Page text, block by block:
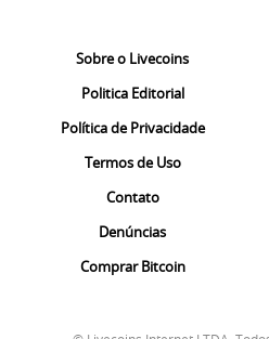
Sobre o Livecoins
Politica Editorial
Política de Privacidade
Termos de Uso
Contato
Denúncias
Comprar Bitcoin